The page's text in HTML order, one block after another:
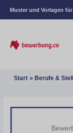
Muster und Vorlagen
Start Berufe &